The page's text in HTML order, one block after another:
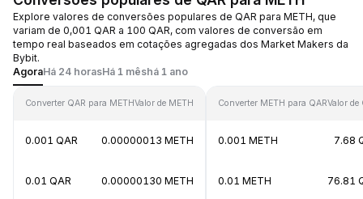
Explore valores de conversões populares de QAR para METH, que
variam de 0,001 QAR a 100 QAR, com valores de conversão em
tempo real baseados em cotações agregadas dos Market Makers da
Bybit.
AgoraHá 24 horasHá 1 mêshá 1 ano
Converter QAR para METHValor de METH
0.001 QAR 0.00000013 METH
0.01 QAR 0.00000130 METH
Converter METH para QARValor de
0.001 METH 7.68
0.01 METH 76.81